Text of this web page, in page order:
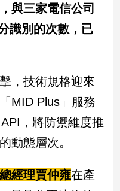
與三家電信公司
識別的次數，已
，技術規格迎來
MID Plus」服務
，將防禦維度推
動態層次。
經理賈仲雍在產